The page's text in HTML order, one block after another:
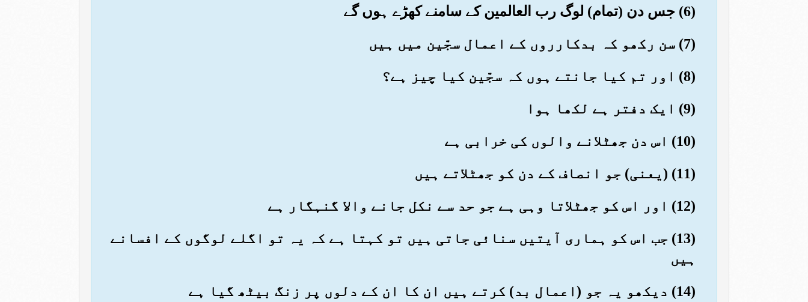
(6) جس دن (تمام) لوگ رب العالمین کے سامنے کھڑے ہوں گے
(7) سن رکھو کہ بدکارروں کے اعمال سجّین میں ہیں
(8) اور تم کیا جانتے ہوں کہ سجّین کیا چیز ہے؟
(9) ایک دفتر ہے لکھا ہوا
(10) اس دن جھٹلانے والوں کی خرابی ہے
(11) (یعنی) جو انصاف کے دن کو جھٹلاتے ہیں
(12) اور اس کو جھٹلاتا وہی ہے جو حد سے نکل جانے والا گنہگار ہے
(13) جب اس کو ہماری آیتیں سنائی جاتی ہیں تو کہتا ہے کہ یہ تو اگلے لوگوں کے افسانے
ہیں
(14) دیکھو یہ جو (اعمال بد) کرتے ہیں ان کا ان کے دلوں پر زنگ بیٹھ گیا ہے